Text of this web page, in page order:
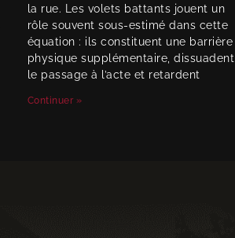
la rue. Les volets battants jouent un
rôle souvent sous-estimé dans cette
équation : ils constituent une barrière
physique supplémentaire, dissuadent
le passage à l’acte et retardent
Continuer »